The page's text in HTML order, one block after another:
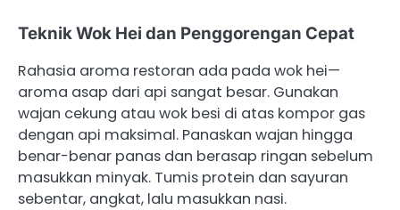
Teknik Wok Hei dan Penggorengan Cepat
Rahasia aroma restoran ada pada wok hei—
aroma asap dari api sangat besar. Gunakan
wajan cekung atau wok besi di atas kompor gas
dengan api maksimal. Panaskan wajan hingga
benar-benar panas dan berasap ringan sebelum
masukkan minyak. Tumis protein dan sayuran
sebentar, angkat, lalu masukkan nasi.